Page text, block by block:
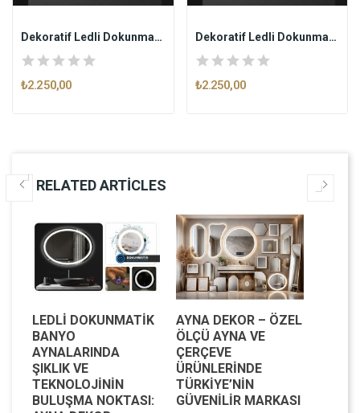
Dekoratif Ledli Dokunmatik Butonlu Ayna DESEN
₺2.250,00
Dekoratif Ledli Dokunmatik Butonlu Ayna SPOT
₺2.250,00
RELATED ARTICLES
LEDLI DOKUNMATIK
BANYO
AYNALARINDA
ŞIKLIK VE
TEKNOLOJININ
BULUŞMA NOKTASI:
AYNA DEKOR – ÖZEL
ÖLÇÜ AYNA VE
ÇERÇEVE
ÜRÜNLERINDE
TÜRKIYE’NIN
GÜVENILIR MARKASI